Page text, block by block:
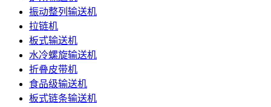
振动整列输送机
拉链机
板式输送机
水冷螺旋输送机
折叠皮带机
食品级输送机
板式链条输送机